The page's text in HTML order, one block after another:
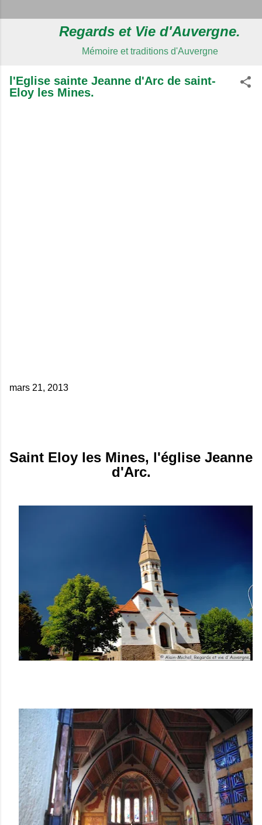
Regards et Vie d'Auvergne.
Mémoire et traditions d'Auvergne
l'Eglise sainte Jeanne d'Arc de saint-
Eloy les Mines.
mars 21, 2013
Saint Eloy les Mines, l'église Jeanne
d'Arc.